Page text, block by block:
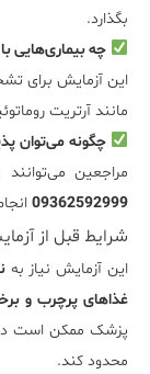
بگذارد.
چه
این آزمایش برای
مانند آرتریت
چگونه می‌توان
مراجعین
09362592999
شرایط قبل از
این آزمایش نیاز به
غذاهای پرچرب و
پزشک ممکن است در
محدود کند.